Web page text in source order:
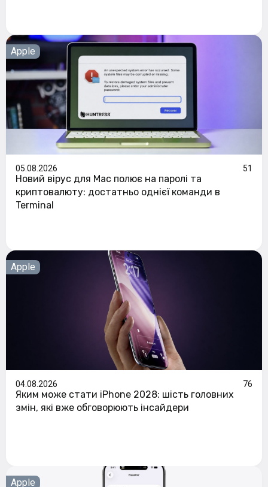
Apple
05.08.2026 51
Новий вірус для Mac полює на паролі та
криптовалюту: достатньо однієї команди в
Terminal
Apple
04.08.2026 76
Яким може стати iPhone 2028: шість головних
змін, які вже обговорюють інсайдери
Apple